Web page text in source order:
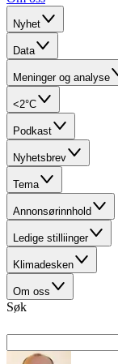
Nyhet
Data
Meninger og analyse
<2°C
Podkast
Nyhetsbrev
Tema
Annonsørinnhold
Ledige stilliinger
Klimadesken
Om oss
Søk